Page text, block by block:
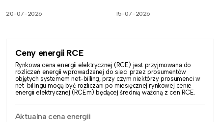
20-07-2026 15-07-2026
Ceny energii RCE
Rynkowa cena energii elektrycznej (RCE) jest przyjmowana do
rozliczeń energii wprowadzanej do sieci przez prosumentów
objętych systemem net-billing, przy czym niektórzy prosumenci w
net-billingu mogą być rozliczani po miesięcznej rynkowej cenie
energii elektrycznej (RCEm) będącej średnią ważoną z cen RCE.
Aktualna cena energii